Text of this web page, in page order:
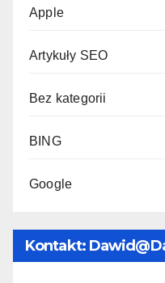
Apple
Artykuły SEO
Bez kategorii
BING
Google
Kontakt: